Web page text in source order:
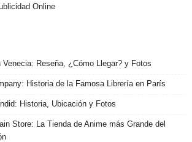
Online
Venecia: Reseña, ¿Cómo Llegar? y Fotos
Historia de la Famosa Librería en París
Historia, Ubicación y Fotos
Store: La Tienda de Anime más Grande del